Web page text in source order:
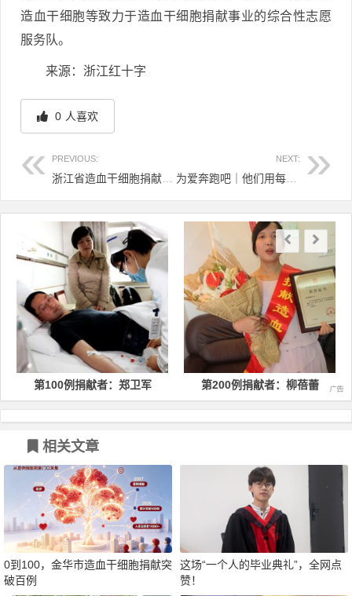
造血干细胞等致力于造血干细胞捐献事业的综合性志愿
服务队。
来源：浙江红十字
0 人喜欢
PREVIOUS: NEXT:
文章导航
第100例捐献者：郑卫军 第200例捐献者：柳蓓蕾
相关文章
0到100，金华市造血干细胞捐献突
破百例
这场“一个人的毕业典礼”，全网点
赞！